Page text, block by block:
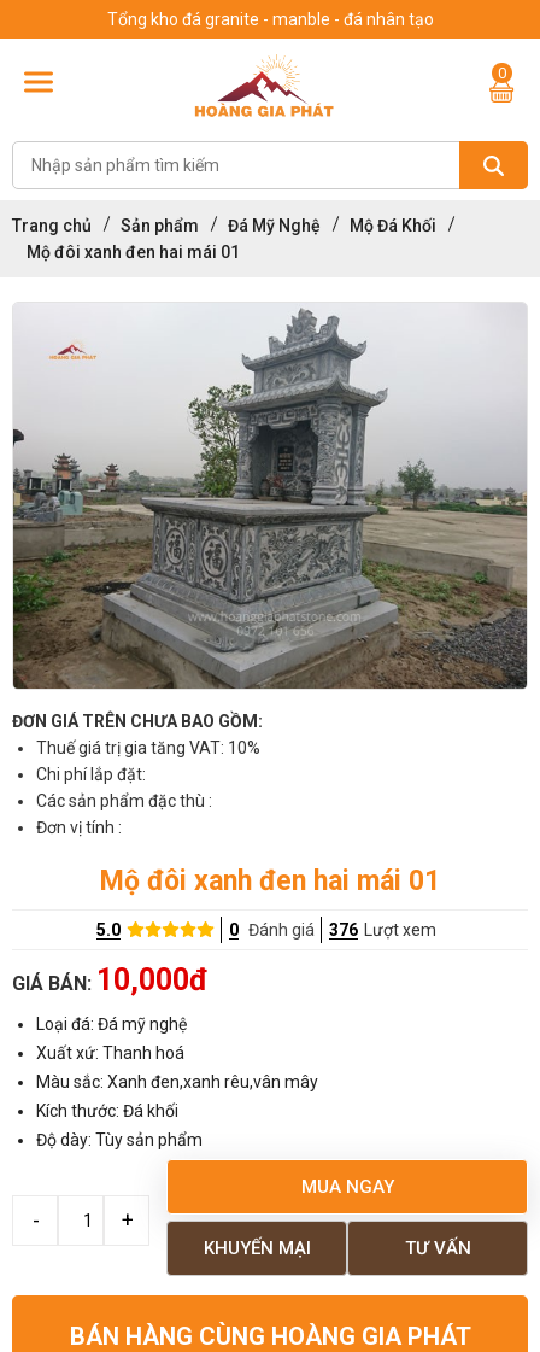
Tổng kho đá granite - manble - đá nhân tạo
0
Trang chủ Sản phẩm Đá Mỹ Nghệ
Mộ Đá Khối
Mộ đôi xanh đen hai mái 01
ĐƠN GIÁ TRÊN CHƯA BAO GỒM:
Thuế giá trị gia tăng VAT: 10%
Chi phí lắp đặt:
Các sản phẩm đặc thù :
Đơn vị tính :
Mộ đôi xanh đen hai mái 01
5.0 0 Đánh giá 376 Lượt xem
GIÁ BÁN: 10,000đ
Loại đá: Đá mỹ nghệ
Xuất xứ: Thanh hoá
Màu sắc: Xanh đen,xanh rêu,vân mây
Kích thước: Đá khối
Độ dày: Tùy sản phẩm
MUA NGAY
TƯ VẤN
KHUYẾN MẠI
BÁN HÀNG CÙNG HOÀNG GIA PHÁT